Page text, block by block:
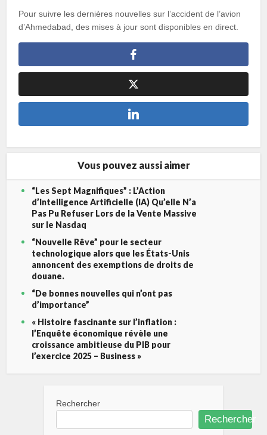
Pour suivre les dernières nouvelles sur l’accident de l’avion
d’Ahmedabad, des mises à jour sont disponibles en direct.
Vous pouvez aussi aimer
“Les Sept Magnifiques” : L’Action
d’Intelligence Artificielle (IA) Qu’elle N’a
Pas Pu Refuser Lors de la Vente Massive
sur le Nasdaq
“Nouvelle Rêve” pour le secteur
technologique alors que les États-Unis
annoncent des exemptions de droits de
douane.
“De bonnes nouvelles qui n’ont pas
d’importance”
« Histoire fascinante sur l’inflation :
l’Enquête économique révèle une
croissance ambitieuse du PIB pour
l’exercice 2025 – Business »
Rechercher
Rechercher